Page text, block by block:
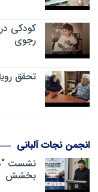
کودکی
رجوی
تحقق
انجمن نجات آلبانی
بخشش